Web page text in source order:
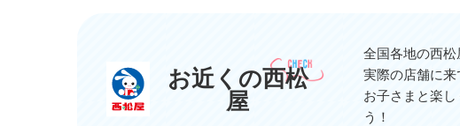
お近くの西松
屋
全国各地の西松
実際の店舗に来
お子さまと楽
う！